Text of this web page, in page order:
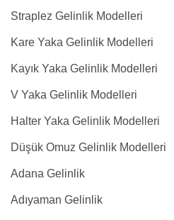
Straplez Gelinlik Modelleri
Kare Yaka Gelinlik Modelleri
Kayık Yaka Gelinlik Modelleri
V Yaka Gelinlik Modelleri
Halter Yaka Gelinlik Modelleri
Düşük Omuz Gelinlik Modelleri
Adana Gelinlik
Adıyaman Gelinlik